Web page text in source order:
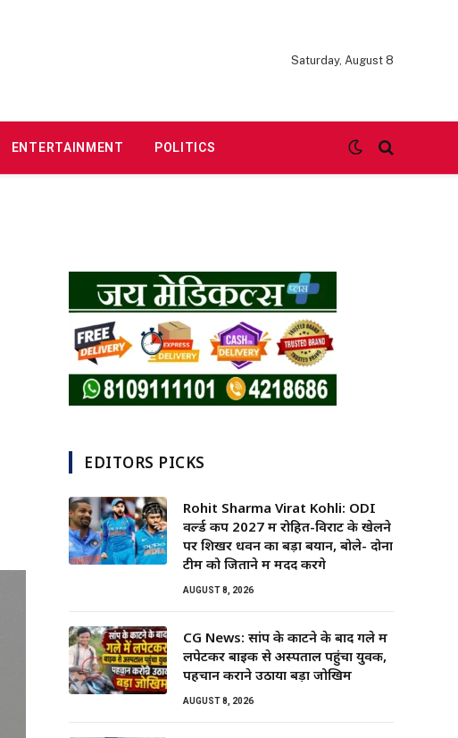
Saturday, August 8
ENTERTAINMENT POLITICS
EDITORS PICKS
Rohit Sharma Virat Kohli: ODI
वर्ल्ड कप 2027 में रोहित-विराट के खेलने
पर शिखर धवन का बड़ा बयान, बोले- दोनों
टीम को जिताने में मदद करेंगे
AUGUST 8, 2026
CG News: सांप के काटने के बाद गले में
लपेटकर बाइक से अस्पताल पहुंचा युवक,
पहचान कराने उठाया बड़ा जोखिम
AUGUST 8, 2026